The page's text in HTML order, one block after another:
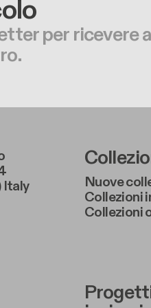
per
Italy
Nuove
Collezioni
Collezioni